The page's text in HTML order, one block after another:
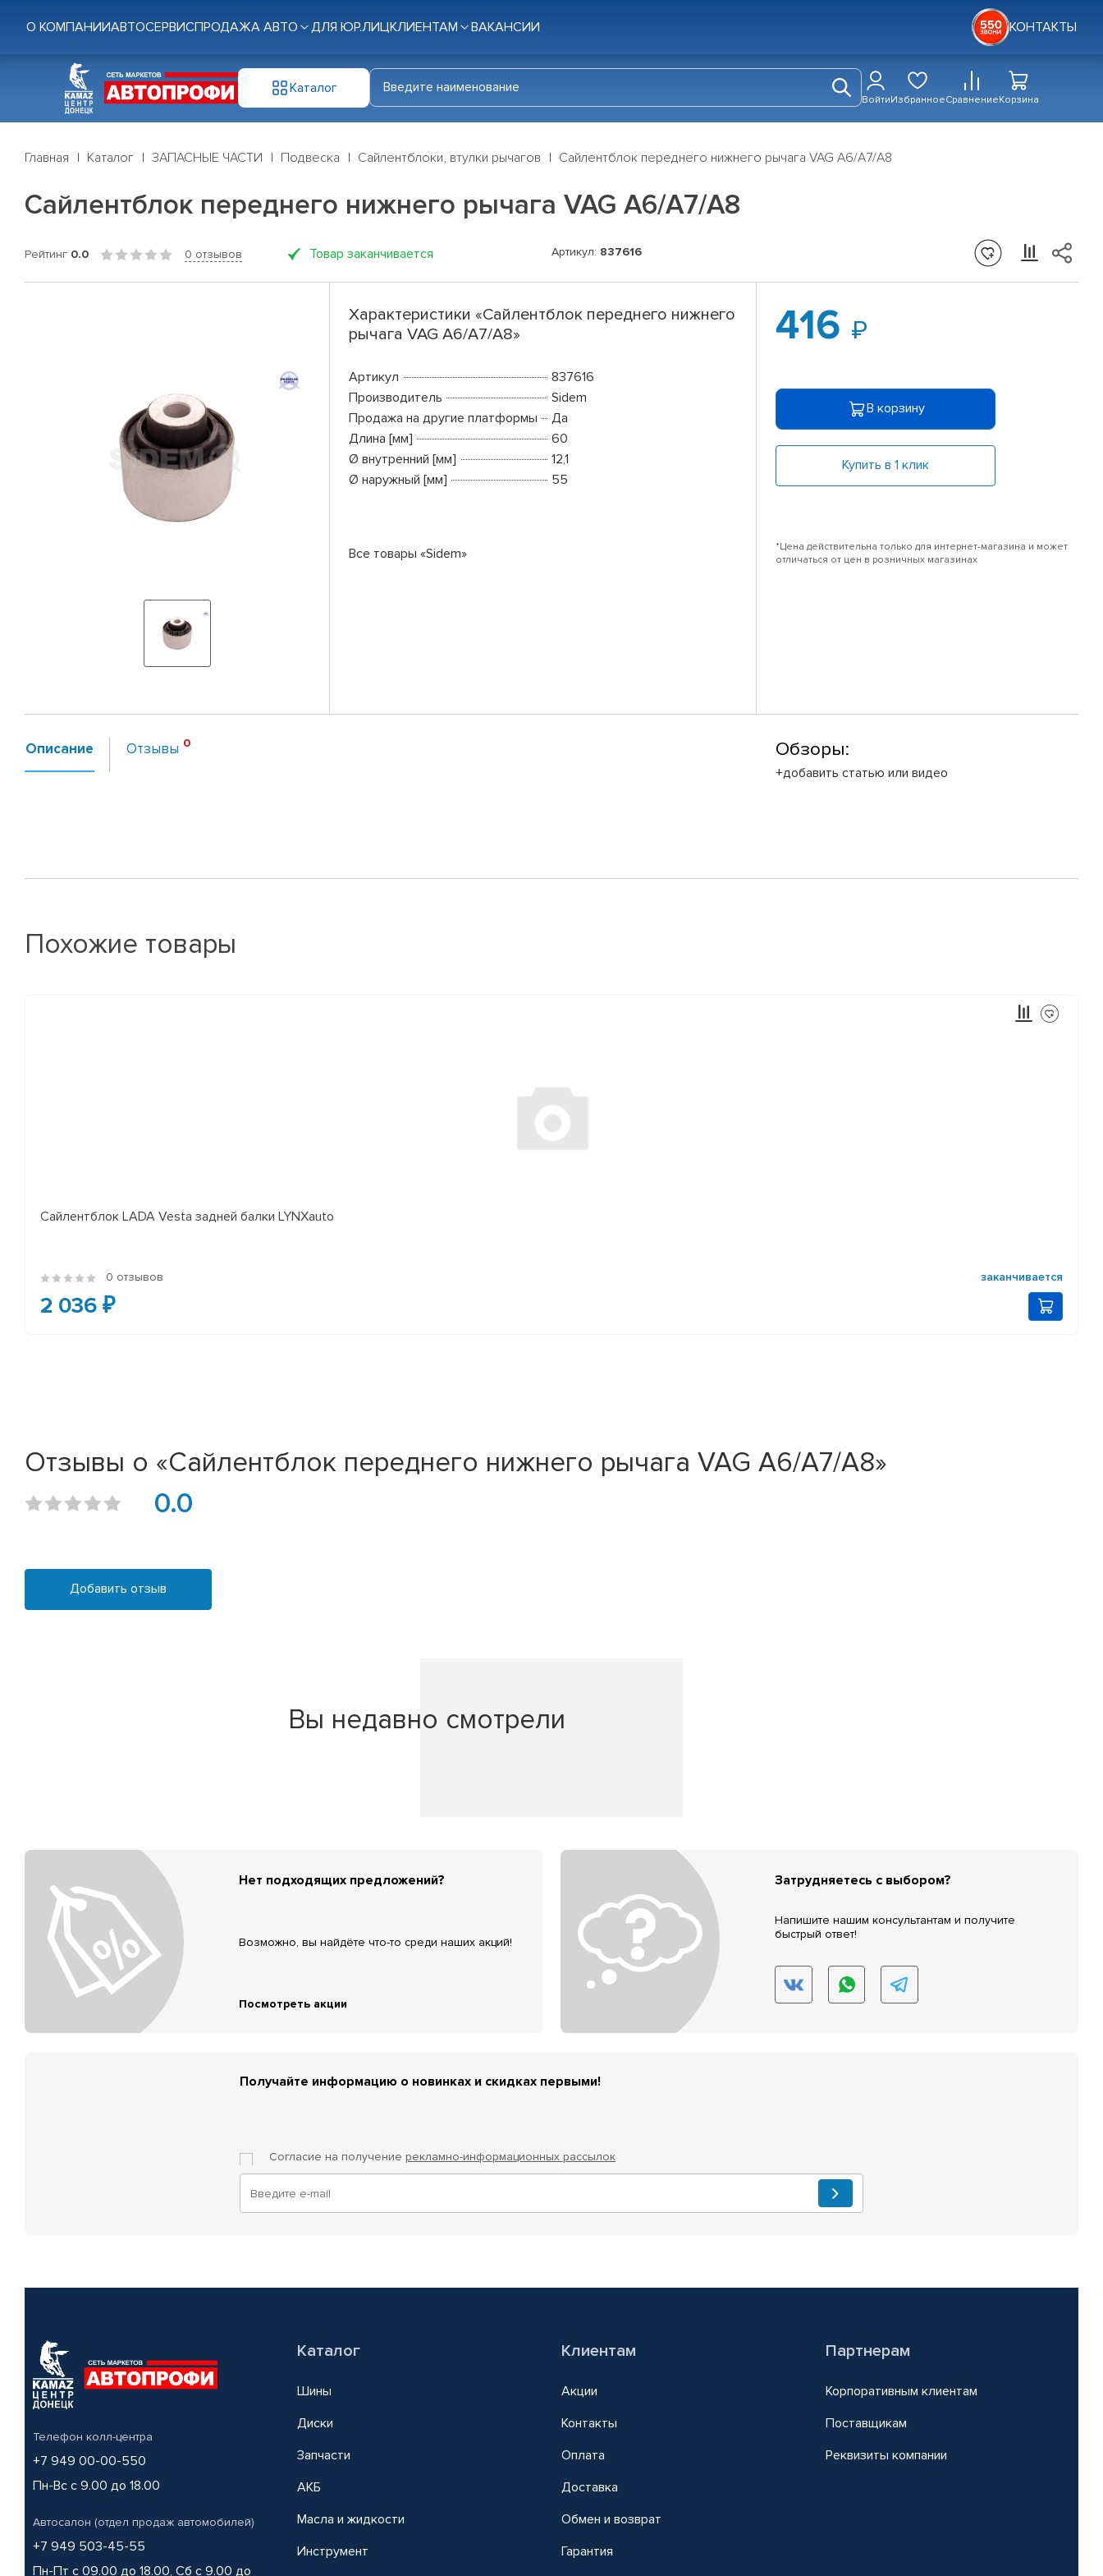
О КОМПАНИИАВТОСЕРВИСПРОДАЖА АВТО ДЛЯ ЮР.ЛИЦКЛИЕНТАМ ВАКАНСИИ КОНТАКТЫ
Каталог
ВойтиИзбранноеСравнениеКорзина
Главная Каталог ЗАПАСНЫЕ ЧАСТИ Подвеска Сайлентблоки, втулки рычагов Сайлентблок переднего нижнего рычага VAG A6/A7/A8
Сайлентблок переднего нижнего рычага VAG A6/A7/A8
Рейтинг 0.0 0 отзывов Товар заканчивается Артикул: 837616
Характеристики «Сайлентблок переднего нижнего
рычага VAG A6/A7/A8»
Артикул
837616
Производитель
Sidem
Продажа на другие платформы
Да
Длина [мм]
60
Ø внутренний [мм]
12,1
Ø наружный [мм]
55
Все товары «Sidem»
416
В корзину
Купить в 1 клик
*Цена действительна только для интернет-магазина и может
отличаться от цен в розничных магазинах
Описание Отзывы Обзоры:
+добавить статью или видео
Похожие товары
Сайлентблок LADA Vesta задней балки LYNXauto
0 отзывов заканчивается
2 036 ₽
Отзывы о «Сайлентблок переднего нижнего рычага VAG A6/A7/A8»
0.0
Добавить отзыв
Вы недавно смотрели
Нет подходящих предложений?
Возможно, вы найдёте что-то среди наших акций!
Посмотреть акции
Затрудняетесь с выбором?
Напишите нашим консультантам и получите
быстрый ответ!
Получайте информацию о новинках и скидках первыми!
Согласие на получение рекламно-информационных рассылок
Телефон колл-центра
+7 949 00-00-550
Пн-Вс с 9.00 до 18.00
Автосалон (отдел продаж автомобилей)
+7 949 503-45-55
Пн-Пт с 09.00 до 18.00, Сб с 9.00 до
Каталог
Шины
Диски
Запчасти
АКБ
Масла и жидкости
Инструмент
Клиентам
Акции
Контакты
Оплата
Доставка
Обмен и возврат
Гарантия
Партнерам
Корпоративным клиентам
Поставщикам
Реквизиты компании